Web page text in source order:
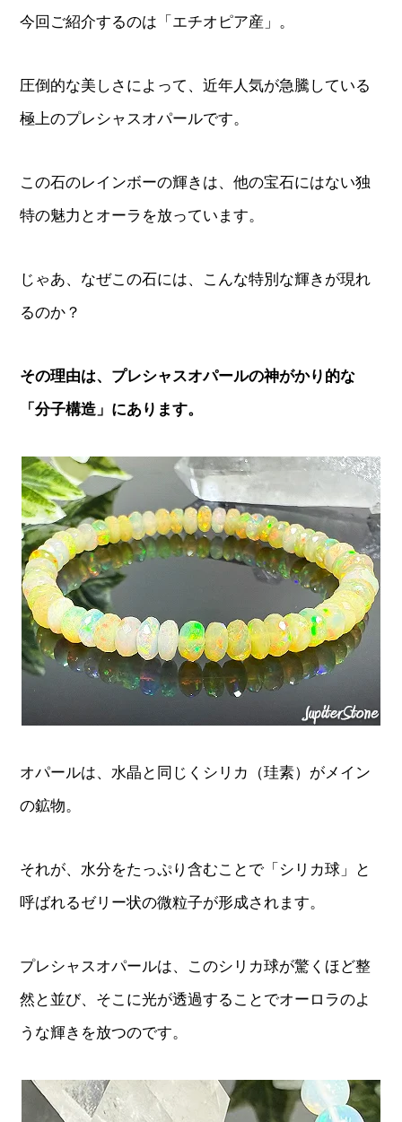
今回ご紹介するのは「エチオピア産」。
圧倒的な美しさによって、近年人気が急騰している
極上のプレシャスオパールです。
この石のレインボーの輝きは、他の宝石にはない独
特の魅力とオーラを放っています。
じゃあ、なぜこの石には、こんな特別な輝きが現れ
るのか？
その理由は、プレシャスオパールの神がかり的な
「分子構造」にあります。
オパールは、水晶と同じくシリカ（珪素）がメイン
の鉱物。
それが、水分をたっぷり含むことで「シリカ球」と
呼ばれるゼリー状の微粒子が形成されます。
プレシャスオパールは、このシリカ球が驚くほど整
然と並び、そこに光が透過することでオーロラのよ
うな輝きを放つのです。